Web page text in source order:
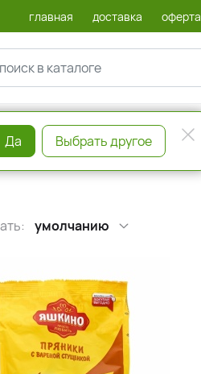
главная доставка оферта
умолчанию
Да Выбрать другое